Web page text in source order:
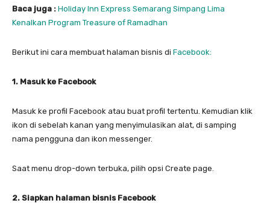
Baca juga : Holiday Inn Express Semarang Simpang Lima
Kenalkan Program Treasure of Ramadhan
Berikut ini cara membuat halaman bisnis di Facebook:
1. Masuk ke Facebook
Masuk ke profil Facebook atau buat profil tertentu. Kemudian klik
ikon di sebelah kanan yang menyimulasikan alat, di samping
nama pengguna dan ikon messenger.
Saat menu drop-down terbuka, pilih opsi Create page.
2. Siapkan halaman bisnis Facebook